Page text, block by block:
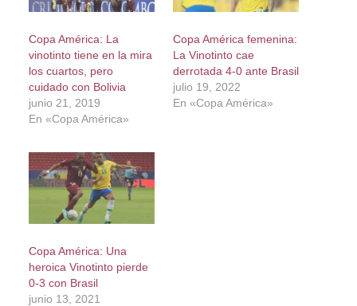
Copa América: La
vinotinto tiene en la mira
los cuartos, pero
cuidado con Bolivia
junio 21, 2019
En «Copa América»
Copa América femenina:
La Vinotinto cae
derrotada 4-0 ante Brasil
julio 19, 2022
En «Copa América»
Copa América: Una
heroica Vinotinto pierde
0-3 con Brasil
junio 13, 2021